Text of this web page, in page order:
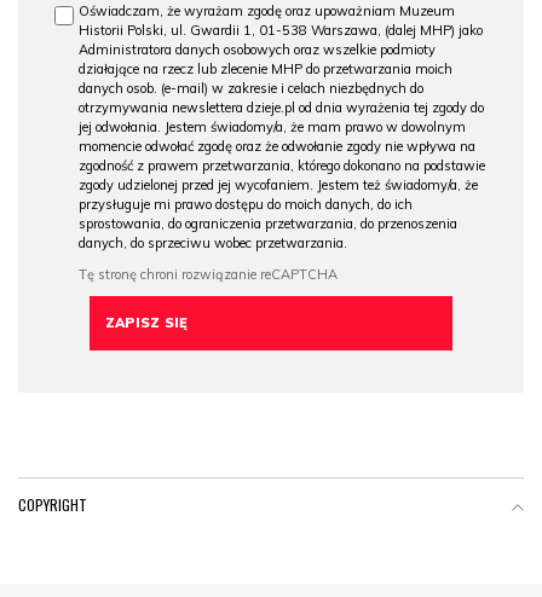
Oświadczam, że wyrażam zgodę oraz upoważniam Muzeum
Historii Polski, ul. Gwardii 1, 01-538 Warszawa, (dalej MHP) jako
Administratora danych osobowych oraz wszelkie podmioty
działające na rzecz lub zlecenie MHP do przetwarzania moich
danych osob. (e-mail) w zakresie i celach niezbędnych do
otrzymywania newslettera dzieje.pl od dnia wyrażenia tej zgody do
jej odwołania. Jestem świadomy/a, że mam prawo w dowolnym
momencie odwołać zgodę oraz że odwołanie zgody nie wpływa na
zgodność z prawem przetwarzania, którego dokonano na podstawie
zgody udzielonej przed jej wycofaniem. Jestem też świadomy/a, że
przysługuje mi prawo dostępu do moich danych, do ich
sprostowania, do ograniczenia przetwarzania, do przenoszenia
danych, do sprzeciwu wobec przetwarzania.
COPYRIGHT